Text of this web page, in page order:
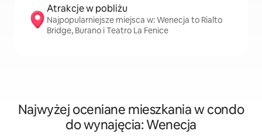
Atrakcje w pobliżu
Najpopularniejsze miejsca w: Wenecja to Rialto
Bridge, Burano i Teatro La Fenice
Najwyżej oceniane mieszkania w condo
do wynajęcia: Wenecja